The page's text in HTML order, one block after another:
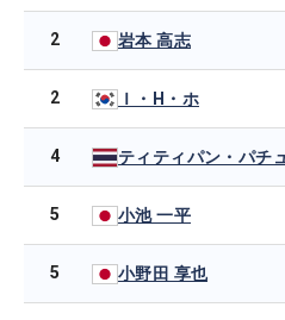
2 岩本 高志
2 Ｉ・H・ホ
4
5 小池 一平
5 小野田 享也